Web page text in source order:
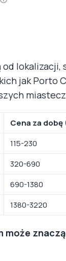
lokalizacji,
jak Porto
Cena za dobę
115-230
320-690
690-1380
1380-3220
może